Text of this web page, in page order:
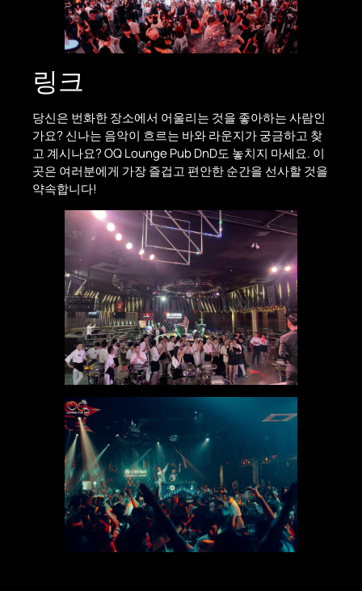
링크
당신은 번화한 장소에서 어울리는 것을 좋아하는 사람인
가요? 신나는 음악이 흐르는 바와 라운지가 궁금하고 찾
고 계시나요? OQ Lounge Pub DnD도 놓치지 마세요. 이
곳은 여러분에게 가장 즐겁고 편안한 순간을 선사할 것을
약속합니다!